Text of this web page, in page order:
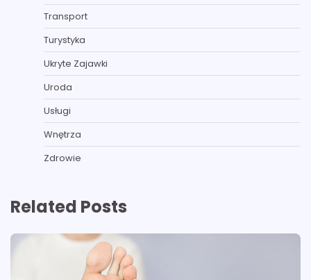
Transport
Turystyka
Ukryte Zajawki
Uroda
Usługi
Wnętrza
Zdrowie
Related Posts